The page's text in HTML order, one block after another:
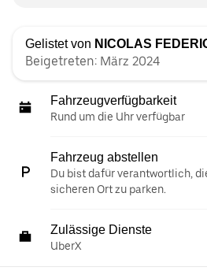
Gelistet von NICOLAS
Beigetreten: März 2024
Fahrzeugverfügbarkeit
Rund um die Uhr verfügbar
Fahrzeug abstellen
Du bist dafür verantwortlich,
sicheren Ort zu parken.
Zulässige Dienste
UberX